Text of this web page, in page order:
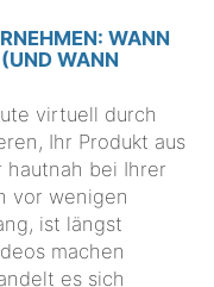
WANN
WANN
virtuell durch
Ihr Produkt aus
bei Ihrer
vor wenigen
ist längst
machen